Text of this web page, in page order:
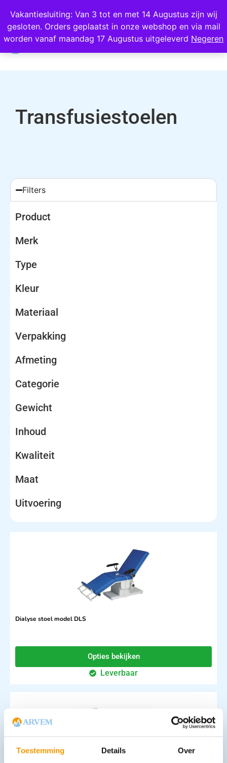
Toestemming Details Over
Vakantiesluiting: Van 3 tot en met 14 Augustus zijn wij
gesloten. Orders geplaatst in onze webshop en via mail
worden vanaf maandag 17 Augustus uitgeleverd Negeren
Wij scoren een 4,8 op Google
0
Transfusiestoelen
Filters
Product
Merk
Type
Kleur
Materiaal
Verpakking
Afmeting
Categorie
Gewicht
Inhoud
Kwaliteit
Maat
Uitvoering
Dialyse stoel model DLS
Opties bekijken
Leverbaar